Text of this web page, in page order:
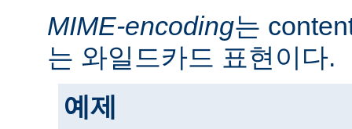
MIME-encoding는
는 와일드카드 표현이다.
예제